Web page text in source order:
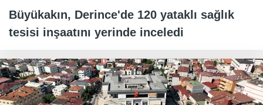
Büyükakın, Derince'de 120 yataklı sağlık
tesisi inşaatını yerinde inceledi